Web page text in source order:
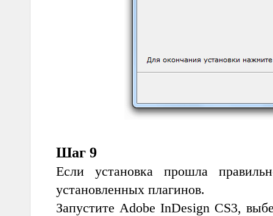
Шаг 9
Если установка прошла
установленных плагинов.
Запустите Adobe InDesign CS3,